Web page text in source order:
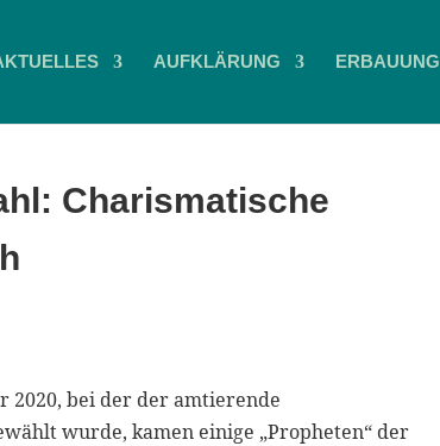
AUFKLÄRUNG ERBAUUNG
Charismatische
2020, bei der der amtierende
wurde, kamen einige „Propheten“ der